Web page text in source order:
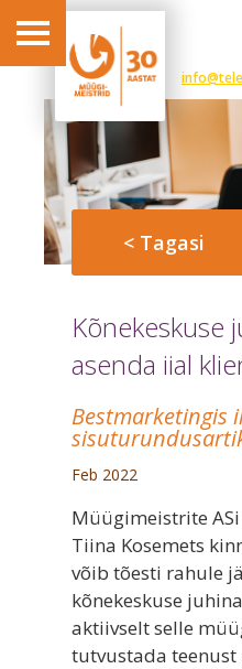
< Tagasi
Kõnekeskuse
asenda iial
Bestmarketingis
Feb 2022
Müügimeistrite
Tiina Kosemets
võib tõesti rahule
kõnekeskuse
aktiivselt selle
tutvustada